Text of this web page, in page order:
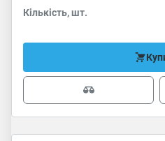
Кількість, шт.